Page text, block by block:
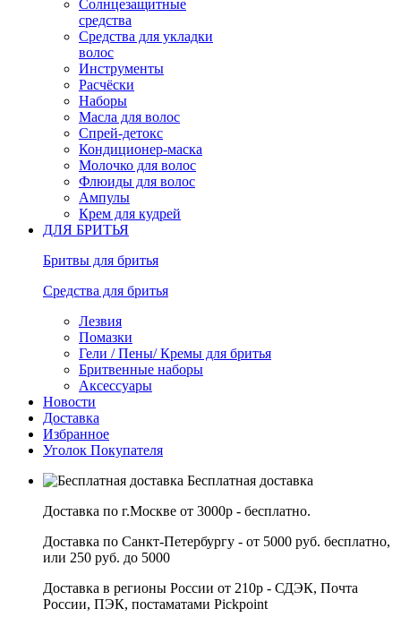
Солнцезащитные
средства
Средства для укладки
волос
Инструменты
Расчёски
Наборы
Масла для волос
Спрей-детокс
Кондиционер-маска
Молочко для волос
Флюиды для волос
Ампулы
Крем для кудрей
ДЛЯ БРИТЬЯ
Бритвы для бритья
Средства для бритья
Лезвия
Помазки
Гели / Пены/ Кремы для бритья
Бритвенные наборы
Аксессуары
Новости
Доставка
Избранное
Уголок Покупателя
Бесплатная доставка
Доставка по г.Москве от 3000р - бесплатно.
Доставка по Санкт-Петербургу - от 5000 руб. бесплатно,
или 250 руб. до 5000
Доставка в регионы России от 210р - СДЭК, Почта
России, ПЭК, постаматами Pickpoint